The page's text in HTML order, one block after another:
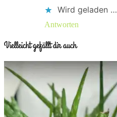
Wird geladen …
Antworten
Vielleicht gefällt dir auch